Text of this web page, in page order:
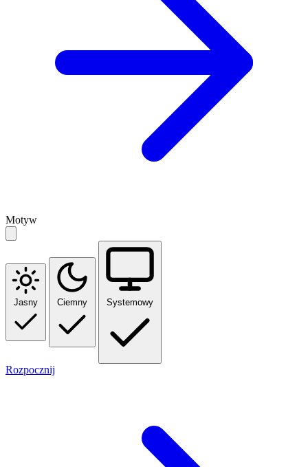
Motyw
Jasny Ciemny Systemowy
Rozpocznij